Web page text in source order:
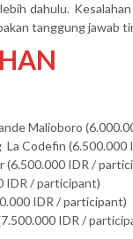
dahulu.
tanggung jawab
Malioboro
La Codefin (6.500.000
(6.500.000 IDR /
IDR / participant)
IDR / participant)
IDR /